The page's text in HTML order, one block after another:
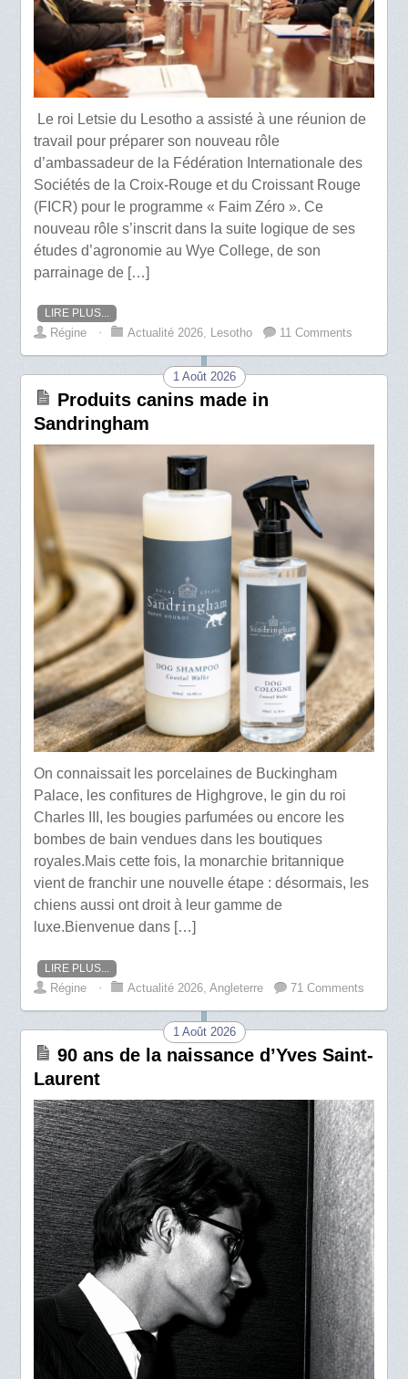
Le roi Letsie du Lesotho a assisté à une réunion de
travail pour préparer son nouveau rôle
d’ambassadeur de la Fédération Internationale des
Sociétés de la Croix-Rouge et du Croissant Rouge
(FICR) pour le programme « Faim Zéro ». Ce
nouveau rôle s’inscrit dans la suite logique de ses
études d’agronomie au Wye College, de son
parrainage de […]
LIRE PLUS...
Régine ⋅ Actualité 2026, Lesotho 11 Comments
1 Août 2026
Produits canins made in
Sandringham
On connaissait les porcelaines de Buckingham
Palace, les confitures de Highgrove, le gin du roi
Charles III, les bougies parfumées ou encore les
bombes de bain vendues dans les boutiques
royales.Mais cette fois, la monarchie britannique
vient de franchir une nouvelle étape : désormais, les
chiens aussi ont droit à leur gamme de
luxe.Bienvenue dans […]
LIRE PLUS...
Régine ⋅ Actualité 2026 ,Angleterre 71 Comments
1 Août 2026
90 ans de la naissance d’Yves Saint-
Laurent